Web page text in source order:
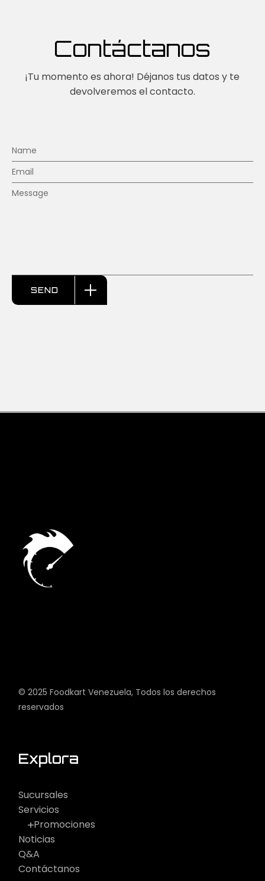
Contáctanos
¡Tu momento es ahora! Déjanos tus datos y te
devolveremos el contacto.
SEND
© 2025Foodkart Venezuela, Todos los derechos
reservados
Explora
Sucursales
Servicios
Promociones
Noticias
Q&A
Contáctanos